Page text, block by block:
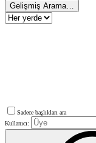
Gelişmiş Arama…
Sadece başlıkları ara
Kullanıcı: